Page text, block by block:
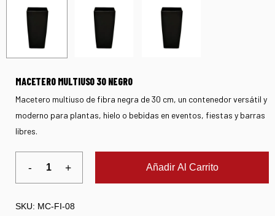
MACETERO MULTIUSO 30 NEGRO
Macetero multiuso de fibra negra de 30 cm, un contenedor versátil y
moderno para plantas, hielo o bebidas en eventos, fiestas y barras
libres.
Añadir Al Carrito
SKU: MC-FI-08